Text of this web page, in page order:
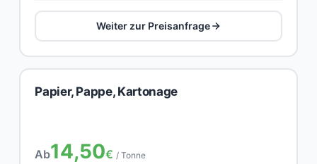
Weiter zur Preisanfrage
Papier, Pappe, Kartonage
Ab14,50€ / Tonne